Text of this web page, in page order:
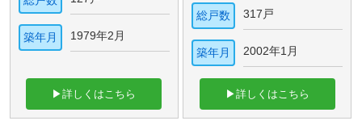
築年月 1979年2月
▶詳しくはこちら
総戸数 317戸
築年月 2002年1月
▶詳しくはこちら